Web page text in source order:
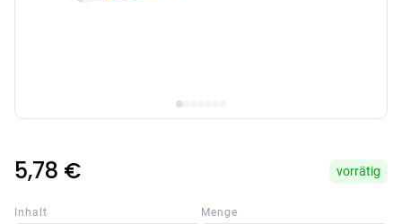
5,78 € vorrätig
Inhalt Menge